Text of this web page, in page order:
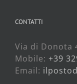
CONTATTI
Via di Donota
Mobile: +39
Email: